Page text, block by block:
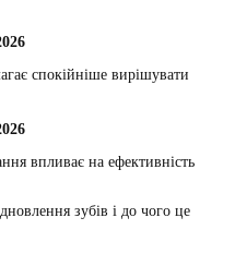
спокійніше вирішувати
впливає на ефективність
зубів і до чого це